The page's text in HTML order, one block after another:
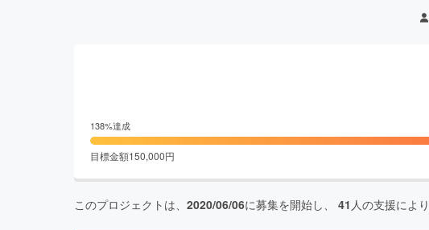
138%達成
目標金額150,000円
このプロジェクトは、 2020/06/06に募集を開始し、 41 人の支援により